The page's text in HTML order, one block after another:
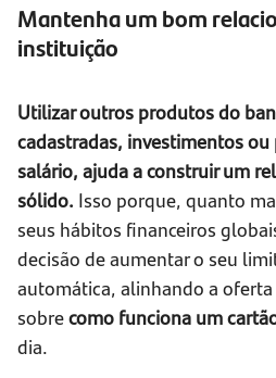
Mantenha um bom
instituição
Utilizar outros produtos do
cadastradas, investimentos
salário, ajuda a construir um
sólido. Isso porque, quanto
seus hábitos financeiros
decisão de aumentar o seu
automática, alinhando a
sobrecomo funciona um
dia.